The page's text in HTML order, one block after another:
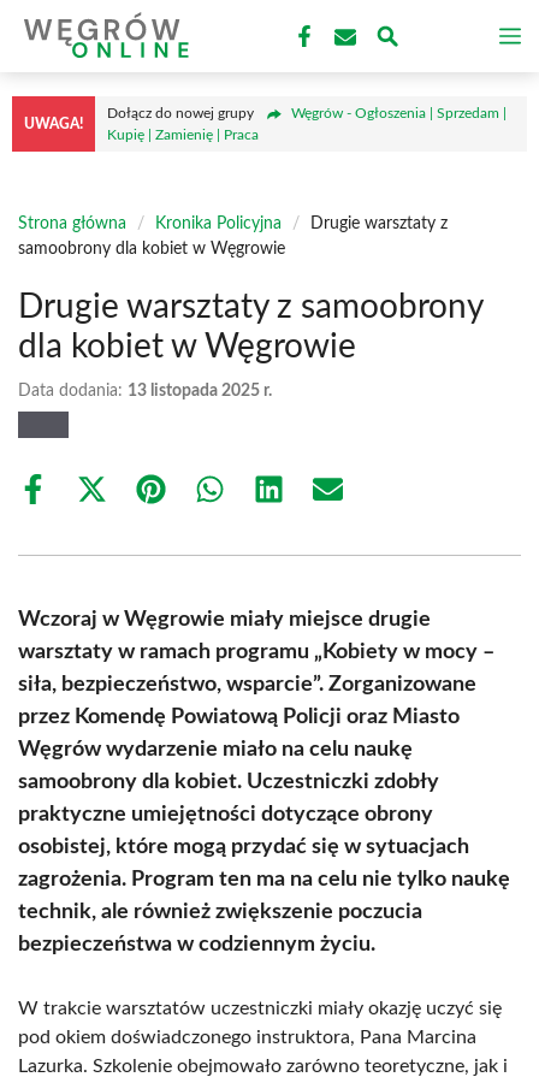
treści
UWAGA!
Dołącz do nowej grupy
Węgrów - Ogłoszenia | Sprzedam |
Kupię | Zamienię | Praca
Strona główna / Kronika Policyjna /
Drugie warsztaty z
samoobrony dla kobiet w Węgrowie
Drugie warsztaty z samoobrony
dla kobiet w Węgrowie
Data dodania: 13 listopada 2025 r.
Share
Share
(Twitter)
Share Share Share Share
Wczoraj w Węgrowie miały miejsce drugie
warsztaty w ramach programu „Kobiety w mocy –
siła, bezpieczeństwo, wsparcie”. Zorganizowane
przez Komendę Powiatową Policji oraz Miasto
Węgrów wydarzenie miało na celu naukę
samoobrony dla kobiet. Uczestniczki zdobły
praktyczne umiejętności dotyczące obrony
osobistej, które mogą przydać się w sytuacjach
zagrożenia. Program ten ma na celu nie tylko naukę
technik, ale również zwiększenie poczucia
bezpieczeństwa w codziennym życiu.
W trakcie warsztatów uczestniczki miały okazję uczyć się
pod okiem doświadczonego instruktora, Pana Marcina
Lazurka. Szkolenie obejmowało zarówno teoretyczne, jak i